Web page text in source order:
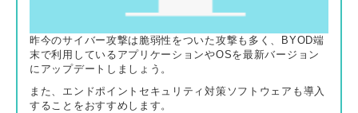
昨今のサイバー攻撃は脆弱性をついた攻撃も多く、BYOD端
末で利用しているアプリケーションやOSを最新バージョン
にアップデートしましょう。
また、エンドポイントセキュリティ対策ソフトウェアも導入
することをおすすめします。